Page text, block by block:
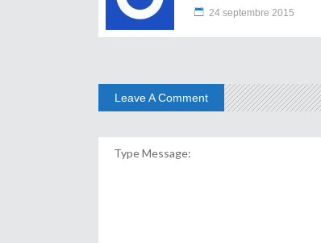
24 septembre 2015
Leave A Comment